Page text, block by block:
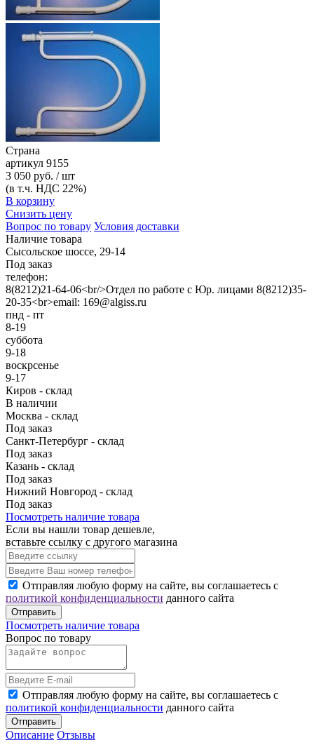
Страна
артикул 9155
3 050 руб. / шт
(в т.ч. НДС 22%)
В корзину
Снизить цену
Вопрос по товару Условия доставки
Наличие товара
Сысольское шоссе, 29-14
Под заказ
телефон:
8(8212)21-64-06<br/>Отдел по работе с Юр. лицами 8(8212)35-
20-35<br>email: 169@algiss.ru
пнд - пт
8-19
суббота
9-18
воскрсенье
9-17
Киров - склад
В наличии
Москва - склад
Под заказ
Санкт-Петербург - склад
Под заказ
Казань - склад
Под заказ
Нижний Новгород - склад
Под заказ
Посмотреть наличие товара
Если вы нашли товар дешевле,
вставьте ссылку с другого магазина
Отправляя любую форму на сайте, вы соглашаетесь с
политикой конфиденциальности данного сайта
Отправить
Посмотреть наличие товара
Вопрос по товару
Отправляя любую форму на сайте, вы соглашаетесь с
политикой конфиденциальности данного сайта
Отправить
Описание Отзывы